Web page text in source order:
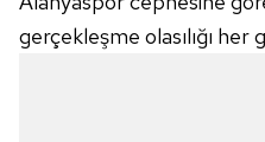
gerçekleşme olasılığı her